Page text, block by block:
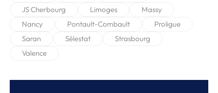
JS Cherbourg
Limoges
Massy
Nancy
Pontault-Combault
Proligue
Saran
Sélestat
Strasbourg
Valence